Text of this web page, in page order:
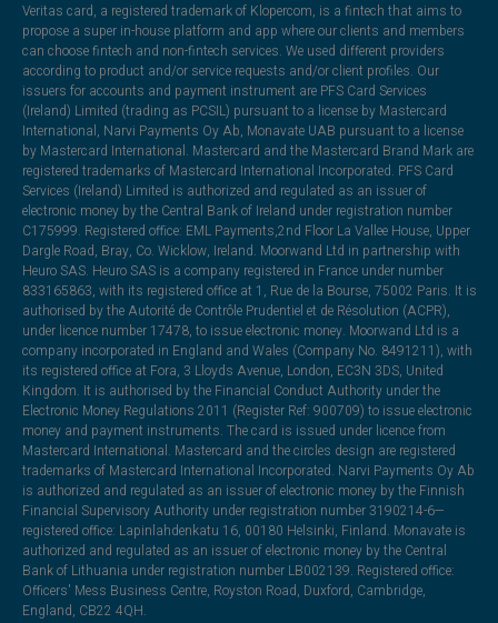
Veritas card, a registered trademark of Klopercom, is a fintech that aims to
propose a super in-house platform and app where our clients and members
can choose fintech and non-fintech services. We used different providers
according to product and/or service requests and/or client profiles. Our
issuers for accounts and payment instrument are PFS Card Services
(Ireland) Limited (trading as PCSIL) pursuant to a license by Mastercard
International, Narvi Payments Oy Ab, Monavate UAB pursuant to a license
by Mastercard International. Mastercard and the Mastercard Brand Mark are
registered trademarks of Mastercard International Incorporated. PFS Card
Services (Ireland) Limited is authorized and regulated as an issuer of
electronic money by the Central Bank of Ireland under registration number
C175999. Registered office: EML Payments,2nd Floor La Vallee House, Upper
Dargle Road, Bray, Co. Wicklow, Ireland. Moorwand Ltd in partnership with
Heuro SAS. Heuro SAS is a company registered in France under number
833165863, with its registered office at 1, Rue de la Bourse, 75002 Paris. It is
authorised by the Autorité de Contrôle Prudentiel et de Résolution (ACPR),
under licence number 17478, to issue electronic money. Moorwand Ltd is a
company incorporated in England and Wales (Company No. 8491211), with
its registered office at Fora, 3 Lloyds Avenue, London, EC3N 3DS, United
Kingdom. It is authorised by the Financial Conduct Authority under the
Electronic Money Regulations 2011 (Register Ref: 900709) to issue electronic
money and payment instruments. The card is issued under licence from
Mastercard International. Mastercard and the circles design are registered
trademarks of Mastercard International Incorporated. Narvi Payments Oy Ab
is authorized and regulated as an issuer of electronic money by the Finnish
Financial Supervisory Authority under registration number 3190214-6—
registered office: Lapinlahdenkatu 16, 00180 Helsinki, Finland. Monavate is
authorized and regulated as an issuer of electronic money by the Central
Bank of Lithuania under registration number LB002139. Registered office:
Officers' Mess Business Centre, Royston Road, Duxford, Cambridge,
England, CB22 4QH.